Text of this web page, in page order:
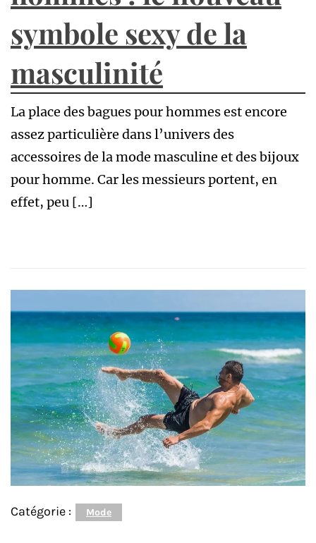
symbole sexy de la
masculinité
La place des bagues pour hommes est encore
assez particulière dans l’univers des
accessoires de la mode masculine et des bijoux
pour homme. Car les messieurs portent, en
effet, peu […]
Catégorie : Mode